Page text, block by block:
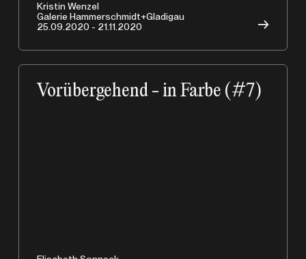
Kristin Wenzel
Galerie Hammerschmidt+Gladigau
25.09.2020 - 21.11.2020
→
Vorübergehend - in Farbe (#7)